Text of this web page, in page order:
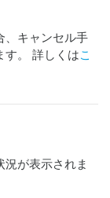
、キャンセル手
す。 詳しくは こ
況が表示されま